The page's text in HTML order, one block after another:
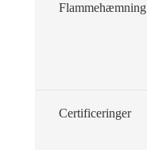
Flammehæmning
Certificeringer